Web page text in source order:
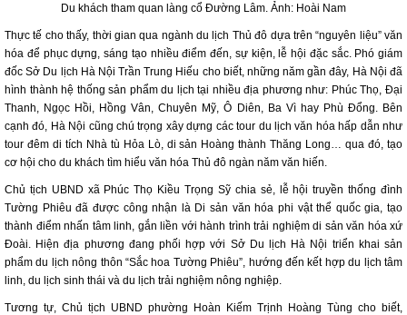
Du khách tham quan làng cổ Đường Lâm. Ảnh: Hoài Nam
Thực tế cho thấy, thời gian qua ngành du lịch Thủ đô dựa trên “nguyên liệu” văn
hóa để phục dựng, sáng tạo nhiều điểm đến, sự kiện, lễ hội đặc sắc. Phó giám
đốc Sở Du lịch Hà Nội Trần Trung Hiếu cho biết, những năm gần đây, Hà Nội đã
hình thành hệ thống sản phẩm du lịch tại nhiều địa phương như: Phúc Thọ, Đại
Thanh, Ngọc Hồi, Hồng Vân, Chuyên Mỹ, Ô Diên, Ba Vì hay Phù Đổng. Bên
cạnh đó, Hà Nội cũng chú trọng xây dựng các tour du lịch văn hóa hấp dẫn như
tour đêm di tích Nhà tù Hỏa Lò, di sản Hoàng thành Thăng Long… qua đó, tạo
cơ hội cho du khách tìm hiểu văn hóa Thủ đô ngàn năm văn hiến.
Chủ tịch UBND xã Phúc Thọ Kiều Trọng Sỹ chia sẻ, lễ hội truyền thống đình
Tường Phiêu đã được công nhận là Di sản văn hóa phi vật thể quốc gia, tạo
thành điểm nhấn tâm linh, gắn liền với hành trình trải nghiệm di sản văn hóa xứ
Đoài. Hiện địa phương đang phối hợp với Sở Du lịch Hà Nội triển khai sản
phẩm du lịch nông thôn “Sắc hoa Tường Phiêu”, hướng đến kết hợp du lịch tâm
linh, du lịch sinh thái và du lịch trải nghiệm nông nghiệp.
Tương tự, Chủ tịch UBND phường Hoàn Kiếm Trịnh Hoàng Tùng cho biết,